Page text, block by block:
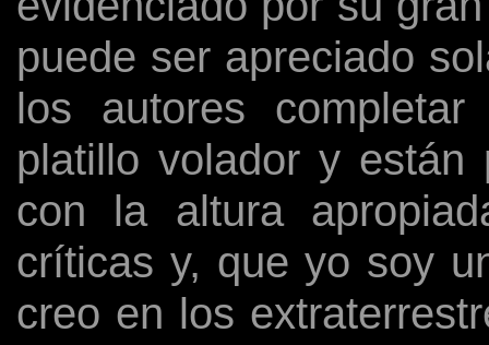
puede ser apreciado
los autores
platillo volador y están
con la altura
críticas y, que yo soy
creo en los